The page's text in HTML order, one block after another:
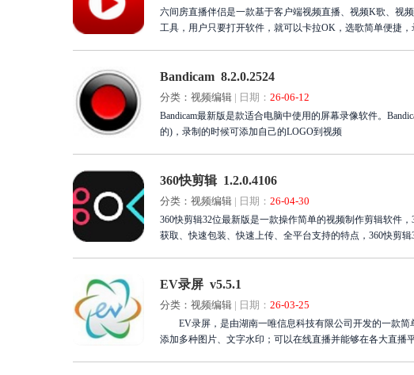
六间房直播伴侣是一款基于客户端视频直播、视频K歌、视
工具，用户只要打开软件，就可以卡拉OK，选歌简单便捷
Bandicam 8.2.0.2524
分类：视频编辑 | 日期： 26-06-12
Bandicam最新版是款适合电脑中使用的屏幕录像软件。
的)，录制的时候可添加自己的LOGO到视频
360快剪辑 1.2.0.4106
分类：视频编辑 | 日期： 26-04-30
360快剪辑32位最新版是一款操作简单的视频制作剪辑软件
获取、快速包装、快速上传、全平台支持的特点，360快剪辑
EV录屏 v5.5.1
分类：视频编辑 | 日期： 26-03-25
EV录屏，是由湖南一唯信息科技有限公司开发的一款简
添加多种图片、文字水印；可以在线直播并能够在各大直播